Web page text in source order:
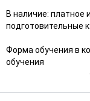
В наличие: платное
подготовительные
Форма обучения в
обучения